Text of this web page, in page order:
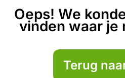
Oeps! We
vinden waar je
Terug